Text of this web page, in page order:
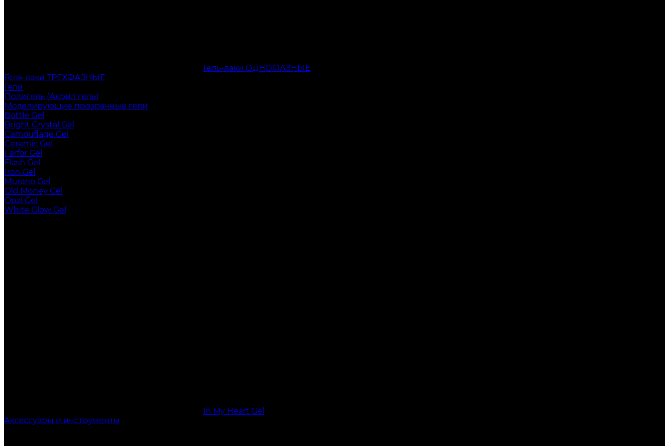
Гель-лаки ОДНОФАЗНЫЕ
Гель-лаки ТРЕХФАЗНЫЕ
Гели
Полигель (Акрил гель)
Моделирующие прозрачные гели
Bottle Gel
Bright Crystal Gel
Camouflage Gel
Ceramic Gel
Farfor Gel
Flash Gel
Iron Gel
Murano Gel
Old Money Gel
Opal Gel
White Glow Gel
In My Heart Gel
Аксессуары и инструменты